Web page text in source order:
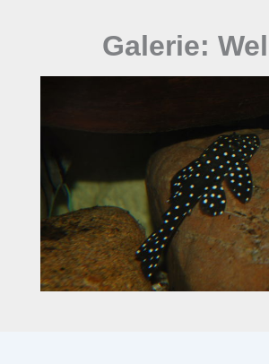
Galerie: